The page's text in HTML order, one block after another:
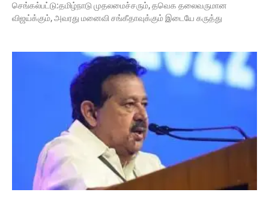
செங்கல்பட்டு:தமிழ்நாடு முதலமைச்சரும், தவெக தலைவருமான
விஜய்க்கும், அவரது மனைவி சங்கீதாவுக்கும் இடையே கருத்து